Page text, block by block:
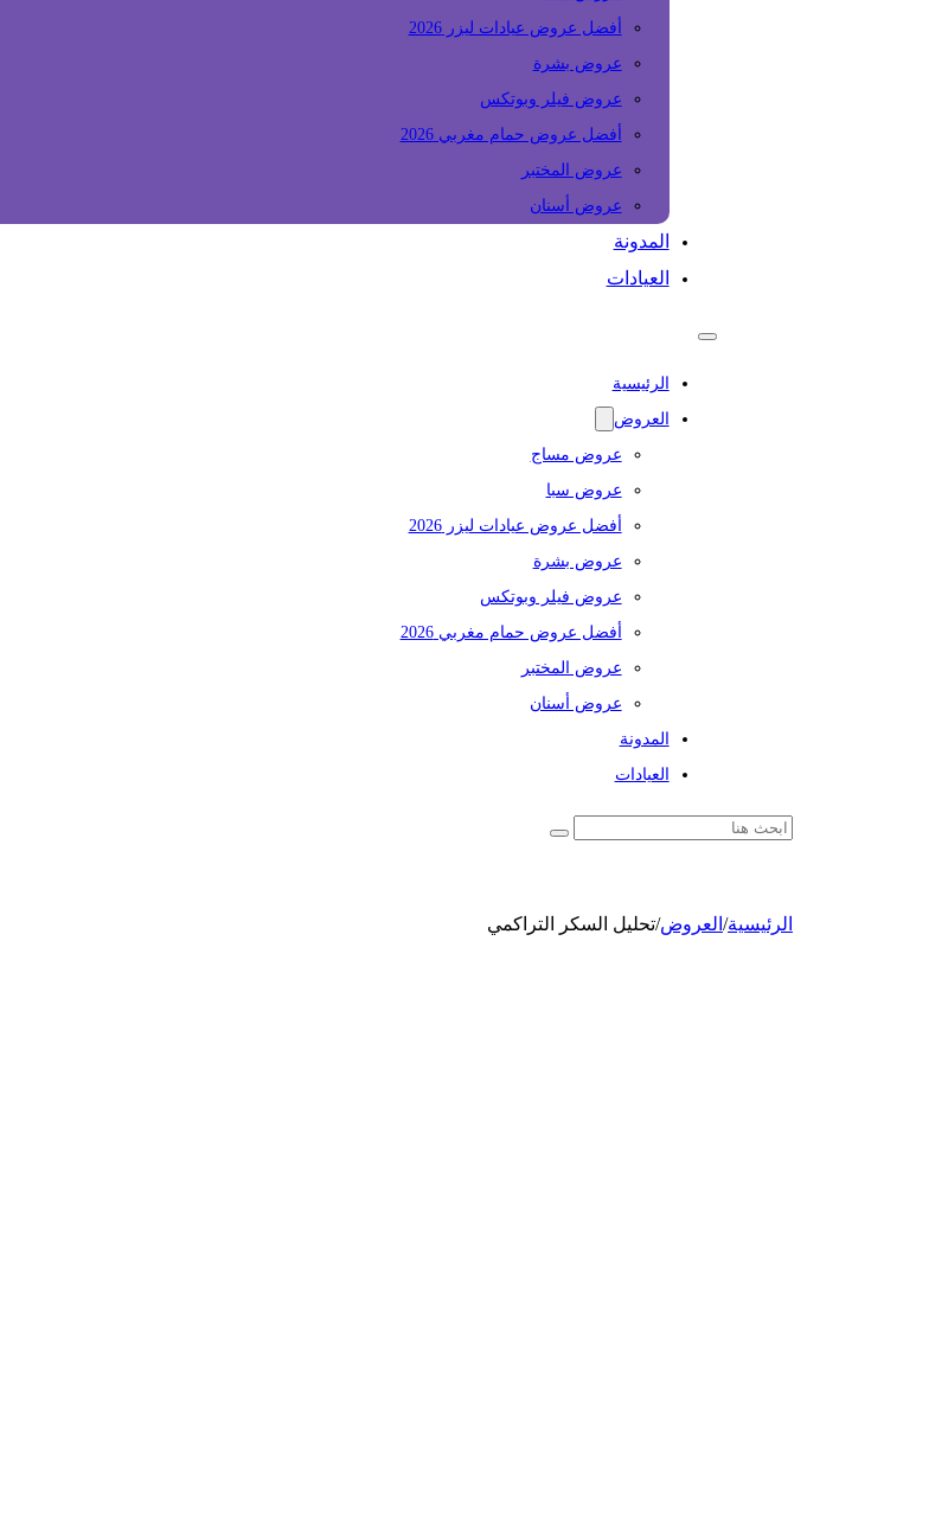
أفضل عروض عيادات ليزر 2026
عروض بشرة
عروض فيلر وبوتكس
أفضل عروض حمام مغربي 2026
عروض المختبر
عروض أسنان
المدونة
العيادات
الرئيسية
العروض
عروض مساج
عروض سبا
أفضل عروض عيادات ليزر 2026
عروض بشرة
عروض فيلر وبوتكس
أفضل عروض حمام مغربي 2026
عروض المختبر
عروض أسنان
المدونة
العيادات
الرئيسية/ العروض/تحليل السكر التراكمي